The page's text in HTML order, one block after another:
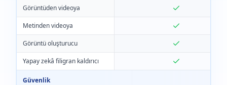
Görüntüden videoya
Metinden videoya
Görüntü oluşturucu
Yapay zekâ filigran kaldırıcı
Güvenlik